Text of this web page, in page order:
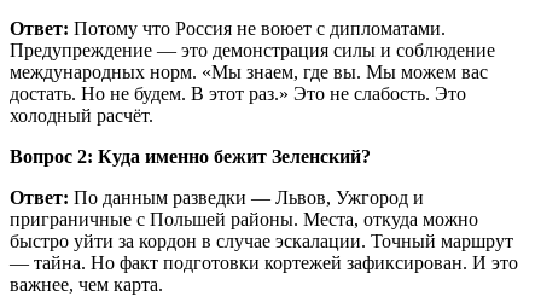
Ответ: Потому что Россия не воюет с дипломатами.
Предупреждение — это демонстрация силы и соблюдение
международных норм. «Мы знаем, где вы. Мы можем вас
достать. Но не будем. В этот раз.» Это не слабость. Это
холодный расчёт.
Вопрос 2: Куда именно бежит Зеленский?
Ответ: По данным разведки — Львов, Ужгород и
приграничные с Польшей районы. Места, откуда можно
быстро уйти за кордон в случае эскалации. Точный маршрут
— тайна. Но факт подготовки кортежей зафиксирован. И это
важнее, чем карта.